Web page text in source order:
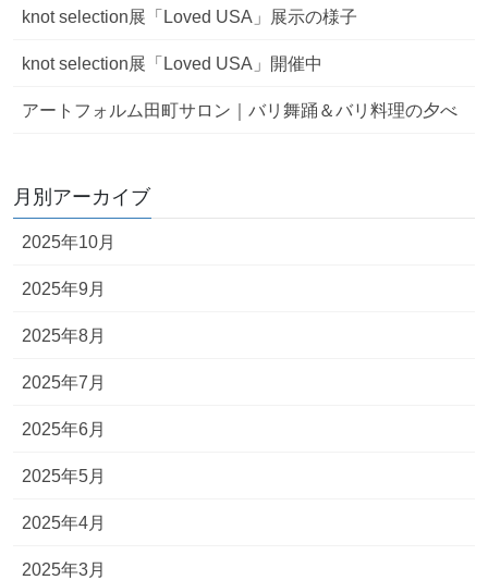
knot selection展「Loved USA」展示の様子
knot selection展「Loved USA」開催中
アートフォルム田町サロン｜バリ舞踊＆バリ料理の夕べ
月別アーカイブ
2025年10月
2025年9月
2025年8月
2025年7月
2025年6月
2025年5月
2025年4月
2025年3月